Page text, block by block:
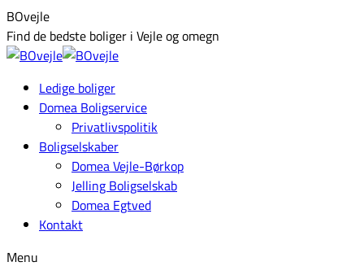
Skip
to
content
Facebook
page
opens
new
window
BOvejle
Find de bedste boliger i Vejle og omegn
Ledige boliger
Domea Boligservice
Privatlivspolitik
Boligselskaber
Domea Vejle-Børkop
Jelling Boligselskab
Domea Egtved
Kontakt
Menu